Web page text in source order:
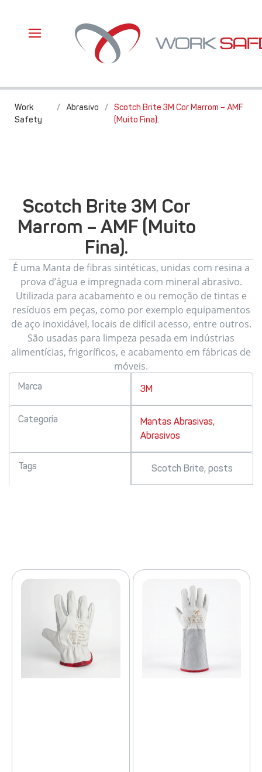
Work
Safety
/ Abrasivo /
Scotch Brite 3M Cor Marrom – AMF
(Muito Fina).
Scotch Brite 3M Cor
Marrom – AMF (Muito
Fina).
É uma Manta de fibras sintéticas, unidas com resina a
prova d’água e impregnada com mineral abrasivo.
Utilizada para acabamento e ou remoção de tintas e
resíduos em peças, como por exemplo equipamentos
de aço inoxidável, locais de difícil acesso, entre outros.
São usadas para limpeza pesada em indústrias
alimentícias, frigoríficos, e acabamento em fábricas de
móveis.
Marca 3M
Categoria Mantas Abrasivas,
Abrasivos
Tags Scotch Brite, posts